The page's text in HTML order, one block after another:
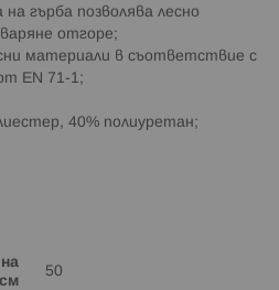
гърба позволява лесно
отгоре;
материали в съответствие с
EN 71-1;
40% полиуретан;
50